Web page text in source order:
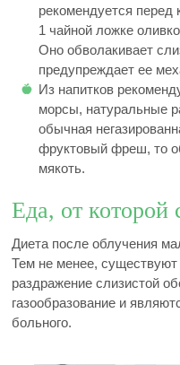
рекомендуется перед
1 чайной ложке
Оно обволакивает
предупреждает ее
Из напитков
морсы, натуральные
обычная
фруктовый фреш, то
мякоть.
Еда, от которой
Диета после облучения
Тем не менее,
раздражение слизистой
газообразование и
больного.